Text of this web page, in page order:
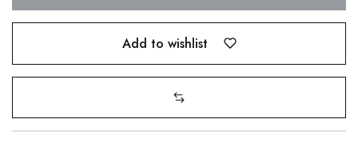
Add to wishlist